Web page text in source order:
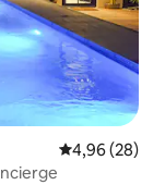
Évaluation
4,96 (28)